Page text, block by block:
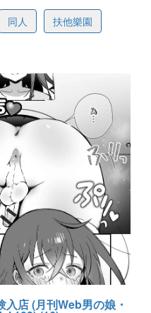
同人 扶他樂園
入店 (月刊Web男の娘・